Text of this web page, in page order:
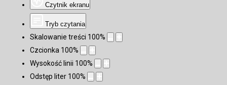
Czytnik ekranu
Tryb czytania
Skalowanie treści 100%
Czcionka 100%
Wysokość linii 100%
Odstęp liter 100%